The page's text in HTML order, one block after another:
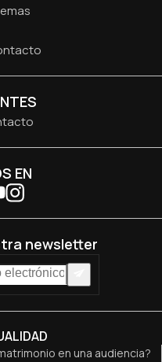
en una audiencia?
EN
newsletter